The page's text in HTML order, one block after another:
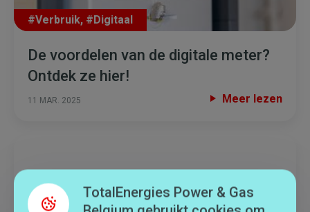
#Verbruik, #Digitaal
De voordelen van de digitale meter?
Ontdek ze hier!
11 MAR. 2025 Meer lezen
TotalEnergies Power & Gas